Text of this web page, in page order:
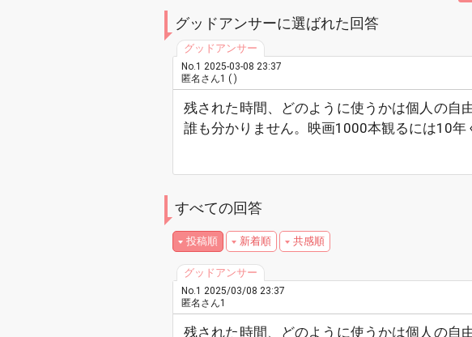
グッドアンサーに選ばれた回答
No.1 2025-03-08 23:37
匿名さん1 ( )
残された時間、どのように使うかは個人の自
誰も分かりません。映画1000本観るには10年
すべての回答
投稿順 新着順 共感順
No.1 2025/03/08 23:37
匿名さん1
残された時間、どのように使うかは個人の自